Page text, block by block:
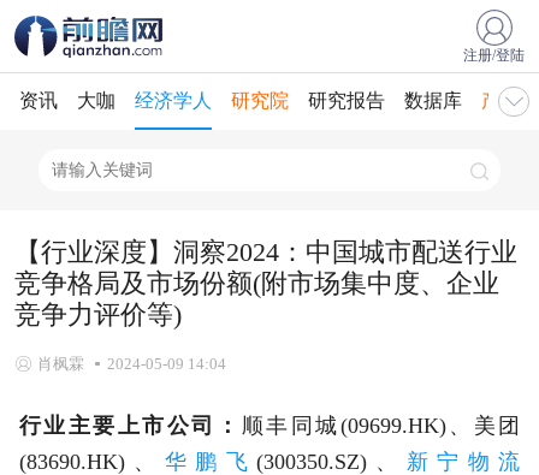
注册/登陆
资讯 大咖 经济学人 研究院 研究报告 数据库 产业
【行业深度】洞察2024：中国城市配送行业
竞争格局及市场份额(附市场集中度、企业
竞争力评价等)
肖枫霖 2024-05-09 14:04
行业主要上市公司： 顺丰同城(09699.HK)、美团
(83690.HK)、 华鹏飞(300350.SZ)、 新宁物流